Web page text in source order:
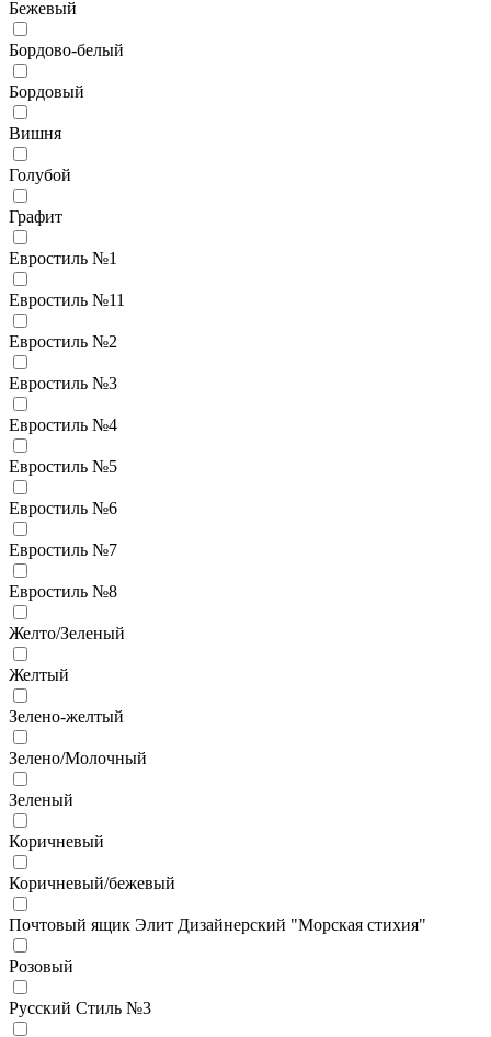
Бежевый
Бордово-белый
Бордовый
Вишня
Голубой
Графит
Евростиль №1
Евростиль №11
Евростиль №2
Евростиль №3
Евростиль №4
Евростиль №5
Евростиль №6
Евростиль №7
Евростиль №8
Желто/Зеленый
Желтый
Зелено-желтый
Зелено/Молочный
Зеленый
Коричневый
Коричневый/бежевый
Почтовый ящик Элит Дизайнерский "Морская стихия"
Розовый
Русский Стиль №3